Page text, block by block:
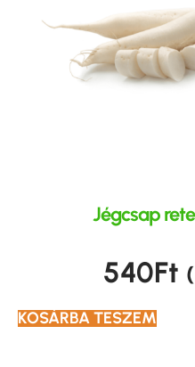
Jégcsap
540Ft
KOSÁRBA TESZEM